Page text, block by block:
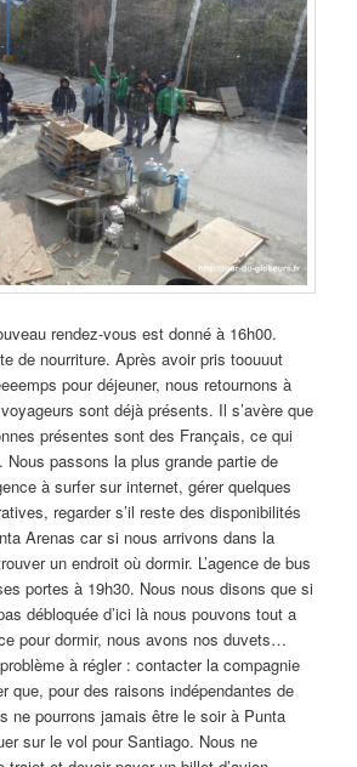
rendez-vous est donné à 16h00.
de nourriture. Après avoir pris toouuut
pour déjeuner, nous retournons à
sont déjà présents. Il s’avère que
présentes sont des Français, ce qui
passons la plus grande partie de
à surfer sur internet, gérer quelques
regarder s’il reste des disponibilités
Arenas car si nous arrivons dans la
un endroit où dormir. L’agence de bus
portes à 19h30. Nous nous disons que si
débloquée d’ici là nous pouvons tout a
pour dormir, nous avons nos duvets…
à régler : contacter la compagnie
que, pour des raisons indépendantes de
ne pourrons jamais être le soir à Punta
sur le vol pour Santiago. Nous ne